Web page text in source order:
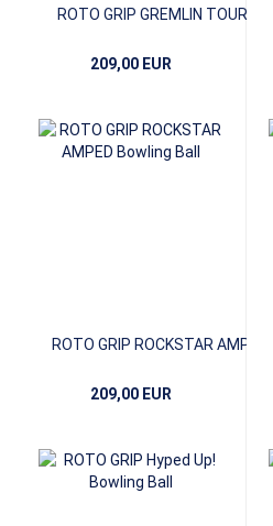
ROTO GRIP GREMLIN TOUR-X
209,00 EUR
ROTO GRIP ROCKSTAR AMPED
209,00 EUR